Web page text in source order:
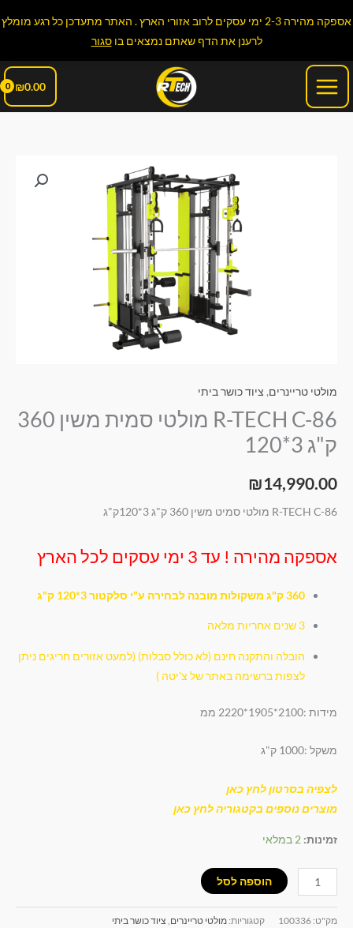
אספקה מהירה 2-3 ימי עסקים לרוב אזורי הארץ . האתר מתעדכן כל רגע מומלץ
לרענן את הדף שאתם נמצאים בוסגור
לתוכן
Main
Menu
₪0.00
מולטי טריינרים, ציוד כושר ביתי
R-TECH C-86 מולטי סמית משין 360
ק"ג 3*120
₪14,990.00
R-TECH C-86 מולטי סמיט משין 360 ק"ג 3*120ק"ג
אספקה מהירה ! עד 3 ימי עסקים לכל הארץ
360 ק"ג משקולות מובנה לבחירה ע"י סלקטור 3*120 ק"ג
3 שנים אחריות מלאה
הובלה והתקנה חינם (לא כולל סבלות) (למעט אזורים חריגים ניתן
לצפות ברשימה באתר של צ'יטה )
מידות :2100*1905*2220 ממ
משקל :1000 ק"ג
לצפיה בסרטון לחץ כאן
מוצרים נוספים בקטגוריה לחץ כאן
זמינות: 2 במלאי
הוספה לסל
מק"ט: 100336 קטגוריות: מולטי טריינרים ציוד כושר ביתי